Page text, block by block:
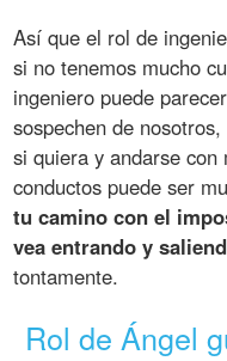
Así que el rol de
si no tenemos mucho
ingeniero puede
sospechen de
si quiera y andarse
conductos puede ser
tu camino con el
vea entrando y
tontamente.
Rol de Ángel